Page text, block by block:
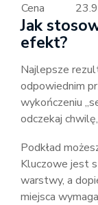
Cena
Jak
efekt?
Najlepsze
odpowiednim
wykończeniu
odczekaj
Podkład
Kluczowe jest
warstwy, a
miejsca